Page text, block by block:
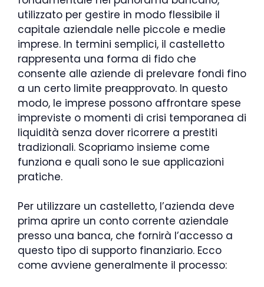
utilizzato per gestire in modo flessibile il
capitale aziendale nelle piccole e medie
imprese. In termini semplici, il castelletto
rappresenta una forma di fido che
consente alle aziende di prelevare fondi fino
a un certo limite preapprovato. In questo
modo, le imprese possono affrontare spese
impreviste o momenti di crisi temporanea di
liquidità senza dover ricorrere a prestiti
tradizionali. Scopriamo insieme come
funziona e quali sono le sue applicazioni
pratiche.
Per utilizzare un castelletto, l’azienda deve
prima aprire un conto corrente aziendale
presso una banca, che fornirà l’accesso a
questo tipo di supporto finanziario. Ecco
come avviene generalmente il processo: